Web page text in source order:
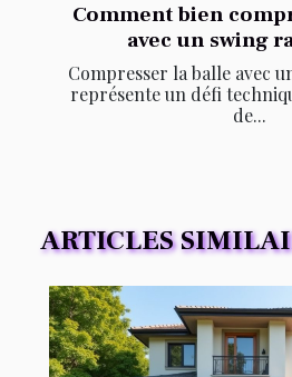
Comment bien
avec un swing
Compresser la balle avec
représente un défi
de...
ARTICLES